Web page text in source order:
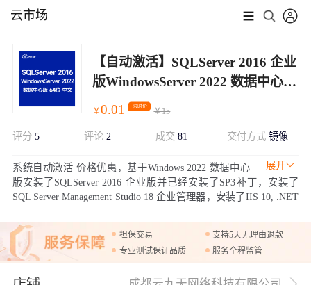
云市场
【自动激活】SQLServer 2016 企业
版WindowsServer 2022 数据中心版
mssql 已更新SP3补丁
￥0.01 限时价
￥15
评分 5 评论 2 成交 81 交付方式镜像
展开
系统自动激活 价格优惠，基于Windows 2022 数据中心
版安装了SQLServer 2016 企业版并已经安装了SP3补丁，安装了
SQL Server Management Studio 18 企业管理器，安装了IIS 10, .NET
器。镜像默认自动激活。
担保交易
支持5天无理由退款
专业测试保证品质
服务全程监管